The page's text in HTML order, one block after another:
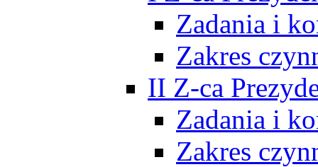
Zadania i
Zakres
II Z-ca
Zadania i
Zakres